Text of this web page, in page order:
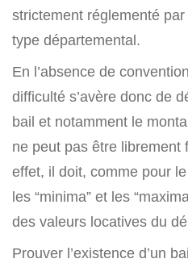
strictement réglementé
type départemental.
En l’absence de
difficulté s’avère donc de
bail et notamment le
ne peut pas être librement
effet, il doit, comme pour
les “minima” et les
des valeurs locatives du
Prouver l’existence d’un